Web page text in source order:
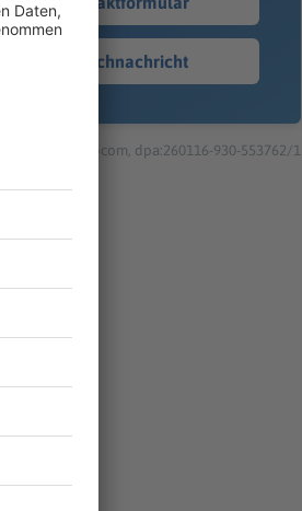
Sprachnachricht
© dpa-infocom, dpa:260116-930-553762/1